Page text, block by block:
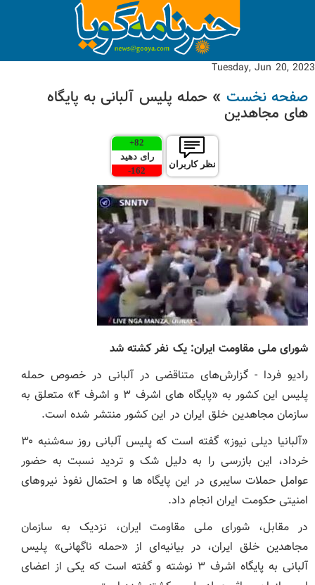
Tuesday, Jun 20, 2023
صفحه نخست » حمله پلیس آلبانی به پایگاه
های مجاهدین
نظر کاربران
82
+
رای دهید
162
-
شورای ملی مقاومت ایران: یک نفر کشته شد
رادیو فردا - گزارش‌های متناقضی در آلبانی در خصوص حمله
پلیس این کشور به «پایگاه های اشرف ۳ و اشرف ۴» متعلق به
سازمان مجاهدین خلق ایران در این کشور منتشر شده است.
«آلبانیا دیلی نیوز» گفته است که پلیس آلبانی روز سه‌شنبه ۳۰
خرداد، این بازرسی را به دلیل شک و تردید نسبت به حضور
عوامل حملات سایبری در این پایگاه ها و احتمال نفوذ نیروهای
امنیتی حکومت ایران انجام داد.
در مقابل، شورای ملی مقاومت ایران، نزدیک به سازمان
مجاهدین خلق ایران، در بیانیه‌ای از «حمله ناگهانی» پلیس
آلبانی به پایگاه اشرف ۳ نوشته و گفته است که یکی از اعضای